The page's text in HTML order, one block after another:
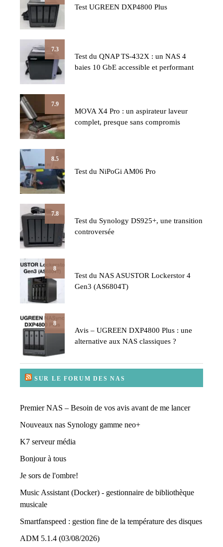
Test UGREEN DXP4800 Plus
7.3
Test du QNAP TS-432X : un NAS 4
baies 10 GbE accessible et performant
7.9
MOVA X4 Pro : un aspirateur laveur
complet, presque sans compromis
8.5
Test du NiPoGi AM06 Pro
7.8
Test du Synology DS925+, une transition
controversée
8
Test du NAS ASUSTOR Lockerstor 4
Gen3 (AS6804T)
8
Avis – UGREEN DXP4800 Plus : une
alternative aux NAS classiques ?
SUR LE FORUM DES NAS
Premier NAS – Besoin de vos avis avant de me lancer
Nouveaux nas Synology gamme neo+
K7 serveur média
Bonjour à tous
Je sors de l'ombre!
Music Assistant (Docker) - gestionnaire de bibliothèque
musicale
Smartfanspeed : gestion fine de la température des disques
ADM 5.1.4 (03/08/2026)